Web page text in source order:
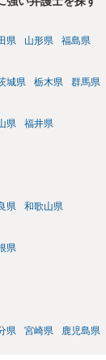
県 山形県 福島県
城県 栃木県 群馬県
県 福井県
県 和歌山県
県
県 宮崎県 鹿児島県